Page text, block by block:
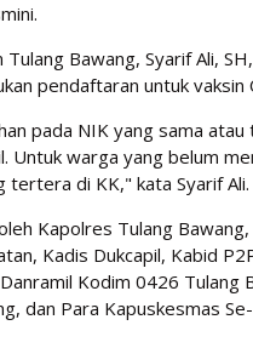
Bawang, Syarif Ali,
pendaftaran untuk vaksin
pada NIK yang sama atau
Untuk warga yang belum
tertera di KK," kata Syarif Ali.
Kapolres Tulang
Kadis Dukcapil, Kabid
Kodim 0426 Tulang
dan Para Kapuskesmas